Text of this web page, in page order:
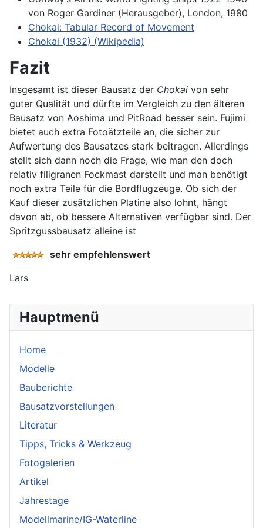
Hauptmenü
Home
Modelle
Bauberichte
Bausatzvorstellungen
Literatur
Tipps, Tricks & Werkzeug
Fotogalerien
Artikel
Jahrestage
Modellmarine/IG-Waterline
von Roger Gardiner (Herausgeber), London, 1980
Chokai: Tabular Record of Movement
Chokai (1932) (Wikipedia)
Fazit
Insgesamt ist dieser Bausatz der Chokai von sehr
guter Qualität und dürfte im Vergleich zu den älteren
Bausatz von Aoshima und PitRoad besser sein. Fujimi
bietet auch extra Fotoätzteile an, die sicher zur
Aufwertung des Bausatzes stark beitragen. Allerdings
stellt sich dann noch die Frage, wie man den doch
relativ filigranen Fockmast darstellt und man benötigt
noch extra Teile für die Bordflugzeuge. Ob sich der
Kauf dieser zusätzlichen Platine also lohnt, hängt
davon ab, ob bessere Alternativen verfügbar sind. Der
Spritzgussbausatz alleine ist
sehr empfehlenswert
Lars